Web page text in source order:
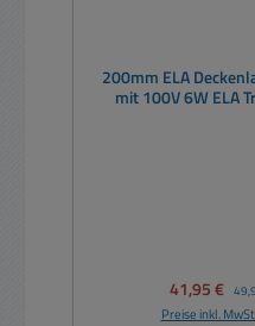
200mm ELA
mit 100V 6W ELA
41,95 €
Preise inkl.